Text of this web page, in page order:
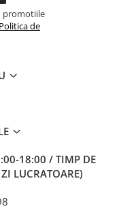
promotiile
Politica de
18:00 / TIMP DE
LUCRATOARE)